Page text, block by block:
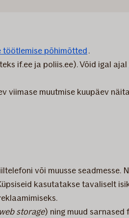
töötlemise põhimõtted.
if.ee ja poliis.ee). Võid igal ajal
viimase muutmise kuupäev
või muusse seadmesse.
kasutatakse tavaliselt
web storage) ning muud